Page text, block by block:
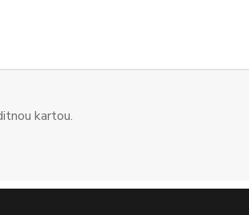
kartou.